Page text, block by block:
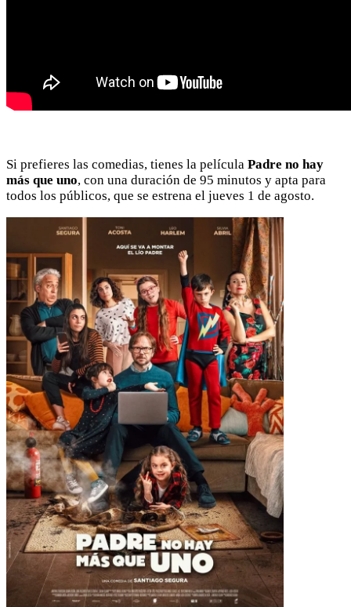
Si prefieres las comedias, tienes la película Padre no hay
más que uno, con una duración de 95 minutos y apta para
todos los públicos, que se estrena el jueves 1 de agosto.